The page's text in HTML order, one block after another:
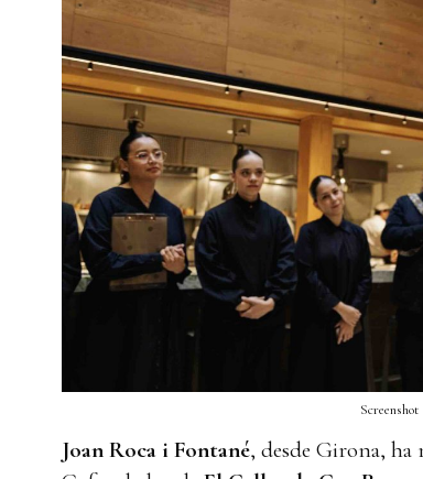
Screenshot
Joan Roca i Fontané, desde Girona,